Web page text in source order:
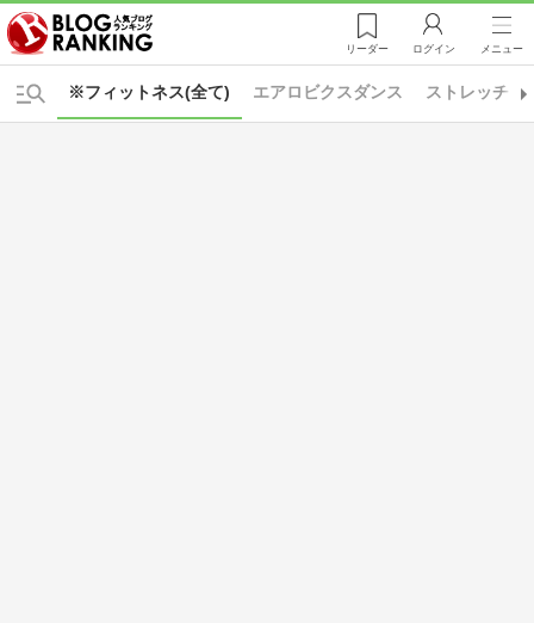
リーダー ログイン メニュー
※フィットネス(全て) エアロビクスダンス ストレッチ